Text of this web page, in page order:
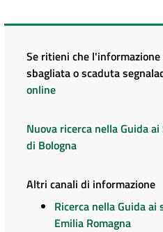
Se ritieni che
sbagliata o scaduta
online
Nuova ricerca nella Guida
di Bologna
Altri canali di informazione
Ricerca nella Guida ai
Emilia Romagna